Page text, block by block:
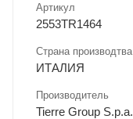
Артикул
2553TR1464
Страна производтва
ИТАЛИЯ
Производитель
Tierre Group S.p.a.